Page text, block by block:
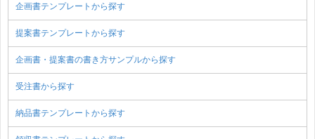
企画書テンプレートから探す
提案書テンプレートから探す
企画書・提案書の書き方サンプルから探す
受注書から探す
納品書テンプレートから探す